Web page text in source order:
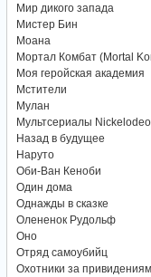
Мир дикого запада
Мистер Бин
Моана
Мортал Комбат (Mortal
Моя геройская академия
Мстители
Мулан
Мультсериалы
Назад в будущее
Наруто
Оби-Ван Кеноби
Один дома
Однажды в сказке
Олененок Рудольф
Оно
Отряд самоубийц
Охотники за